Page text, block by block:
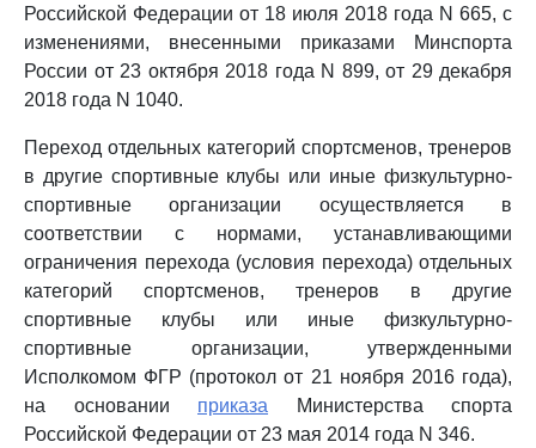
Российской Федерации от 18 июля 2018 года N 665, с
изменениями, внесенными приказами Минспорта
России от 23 октября 2018 года N 899, от 29 декабря
2018 года N 1040.
Переход отдельных категорий спортсменов, тренеров
в другие спортивные клубы или иные физкультурно-
спортивные организации осуществляется в
соответствии с нормами, устанавливающими
ограничения перехода (условия перехода) отдельных
категорий спортсменов, тренеров в другие
спортивные клубы или иные физкультурно-
спортивные организации, утвержденными
Исполкомом ФГР (протокол от 21 ноября 2016 года),
на основании приказа Министерства спорта
Российской Федерации от 23 мая 2014 года N 346.